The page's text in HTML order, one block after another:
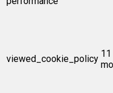
viewed_cookie_policy 11